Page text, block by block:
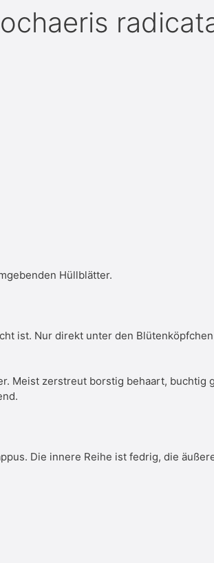
Hüllblätter.
ist. Nur direkt unter den
Meist zerstreut borstig behaart, buchtig
Die innere Reihe ist fedrig, die